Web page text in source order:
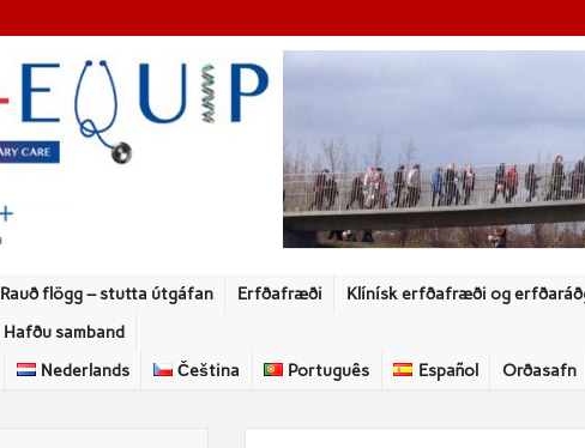
Rauð flögg – stutta útgáfan Erfðafræði Klínísk erfðafræði og
Hafðu samband
Nederlands Čeština Português Español Orðasafn